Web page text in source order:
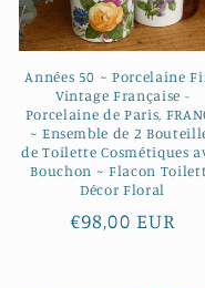
Années 50 ~ Porcelaine
Vintage Française -
Porcelaine de Paris,
~ Ensemble de 2
de Toilette Cosmétiques
Bouchon ~ Flacon
Décor Floral
Prix
€98,00 EUR